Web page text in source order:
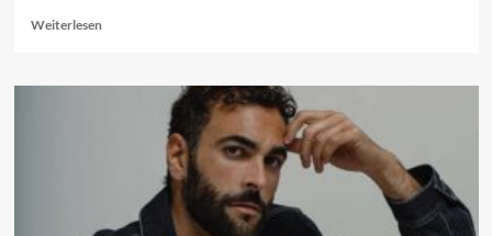
WeiterlesenRead
Vorschau